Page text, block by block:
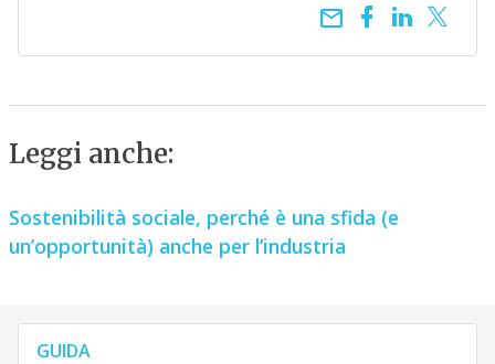
email
Leggi anche:
Sostenibilità sociale, perché è una sfida (e
un’opportunità) anche per l’industria
GUIDA